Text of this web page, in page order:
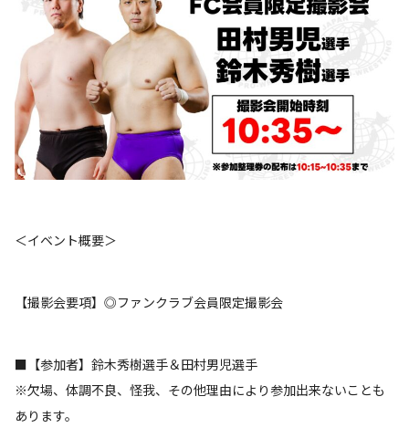
＜イベント概要＞
【撮影会要項】◎ファンクラブ会員限定撮影会
■【参加者】鈴木秀樹選手＆田村男児選手
※欠場、体調不良、怪我、その他理由により参加出来ないことも
あります。